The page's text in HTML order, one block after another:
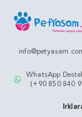
WhatsApp
(+90 850 840